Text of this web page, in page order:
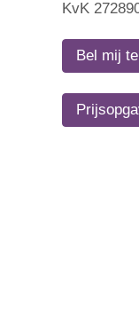
KvK
Bel mij